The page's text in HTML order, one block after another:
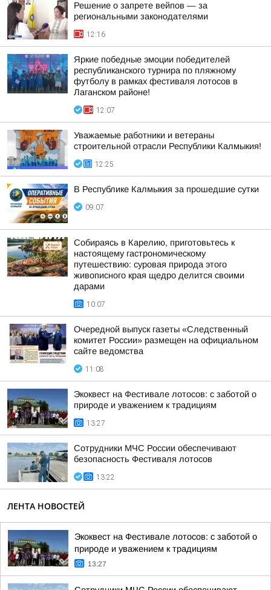
Решение о запрете вейпов — за
региональными законодателями
12:16
Яркие победные эмоции победителей
республиканского турнира по пляжному
футболу в рамках фестиваля лотосов в
Лаганском районе!
12:07
Уважаемые работники и ветераны
строительной отрасли Республики Калмыкия!
12:25
В Республике Калмыкия за прошедшие сутки
09:07
Собираясь в Карелию, приготовьтесь к
настоящему гастрономическому
путешествию: суровая природа этого
живописного края щедро делится своими
дарами
10:07
Очередной выпуск газеты «Следственный
комитет России» размещен на официальном
сайте ведомства
11:08
Экоквест на Фестивале лотосов: с заботой о
природе и уважением к традициям
13:27
Сотрудники МЧС России обеспечивают
безопасность Фестиваля лотосов
13:22
ЛЕНТА НОВОСТЕЙ
Экоквест на Фестивале лотосов: с заботой о
природе и уважением к традициям
13:27